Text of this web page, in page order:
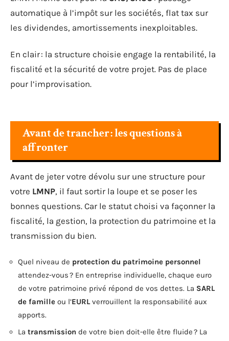
automatique à l’impôt sur les sociétés, flat tax sur
les dividendes, amortissements inexploitables.
En clair : la structure choisie engage la rentabilité, la
fiscalité et la sécurité de votre projet. Pas de place
pour l’improvisation.
Avant de trancher : les questions à
affronter
Avant de jeter votre dévolu sur une structure pour
votre LMNP, il faut sortir la loupe et se poser les
bonnes questions. Car le statut choisi va façonner la
fiscalité, la gestion, la protection du patrimoine et la
transmission du bien.
Quel niveau de protection du patrimoine personnel
attendez-vous ? En entreprise individuelle, chaque euro
de votre patrimoine privé répond de vos dettes. La SARL
de famille ou l’EURL verrouillent la responsabilité aux
apports.
La transmission de votre bien doit-elle être fluide ? La